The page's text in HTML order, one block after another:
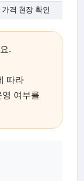
가격 현장 확인
.
따라
여부를